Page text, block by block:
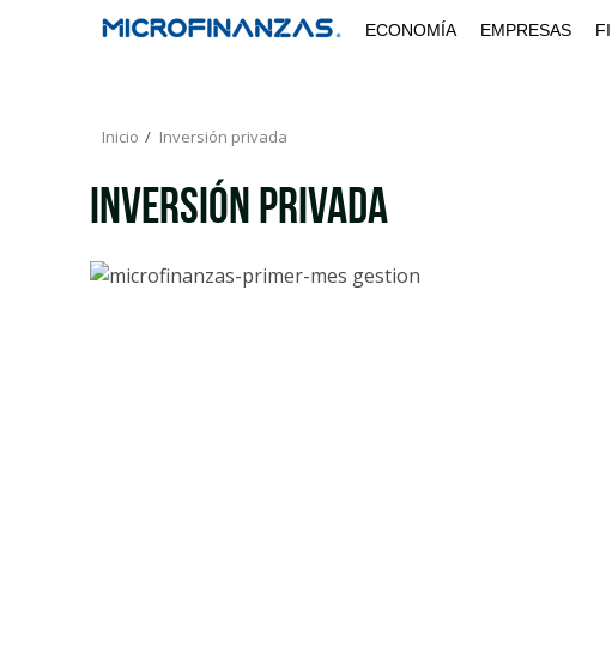
ECONOMÍA EMPRESAS
Inicio Inversión privada
Inversión privada